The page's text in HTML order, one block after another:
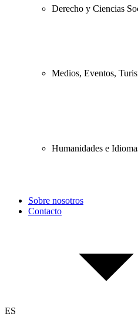
Derecho y Ciencias
Medios, Eventos,
Humanidades e
Sobre nosotros
Contacto
ES